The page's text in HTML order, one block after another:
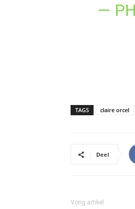
—
TAGS claire orcel
Deel
Vorig artikel